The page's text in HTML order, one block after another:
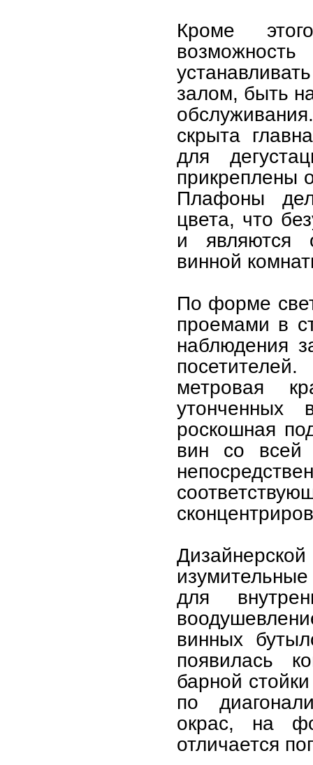
Кроме
залом, быть
скрыта
для
прикреплены
Плафоны
цвета, что
и являются
винной
По форме
проемами в
наблюдения
метровая
утонченных
роскошная
вин со всей
для
винных
появилась
барной
по
окрас, на
отличается